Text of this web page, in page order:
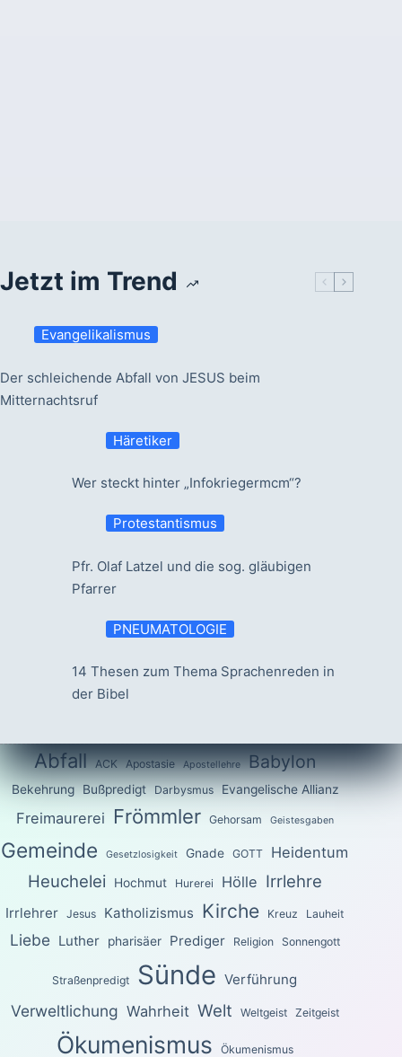
Jetzt im Trend
Evangelikalismus
Der schleichende Abfall von JESUS beim
Mitternachtsruf
Häretiker
Wer steckt hinter „Infokriegermcm“?
Protestantismus
Pfr. Olaf Latzel und die sog. gläubigen
Pfarrer
PNEUMATOLOGIE
14 Thesen zum Thema Sprachenreden in
der Bibel
Abfall ACK Apostasie Apostellehre Babylon
Bekehrung Bußpredigt Darbysmus Evangelische Allianz
Freimaurerei Frömmler Gehorsam Geistesgaben
Gemeinde Gesetzlosigkeit Gnade GOTT Heidentum
Heuchelei Hochmut Hurerei Hölle Irrlehre
Irrlehrer Jesus Katholizismus Kirche Kreuz Lauheit
Liebe Luther pharisäer Prediger Religion Sonnengott
Straßenpredigt Sünde Verführung
Verweltlichung Wahrheit Welt Weltgeist Zeitgeist
Ökumenismus Ökumenismus